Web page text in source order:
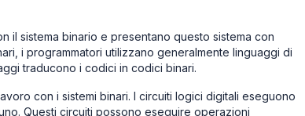
il sistema binario e presentano questo sistema con
i programmatori utilizzano generalmente linguaggi di
traducono i codici in codici binari.
con i sistemi binari. I circuiti logici digitali eseguono
Questi circuiti possono eseguire operazioni